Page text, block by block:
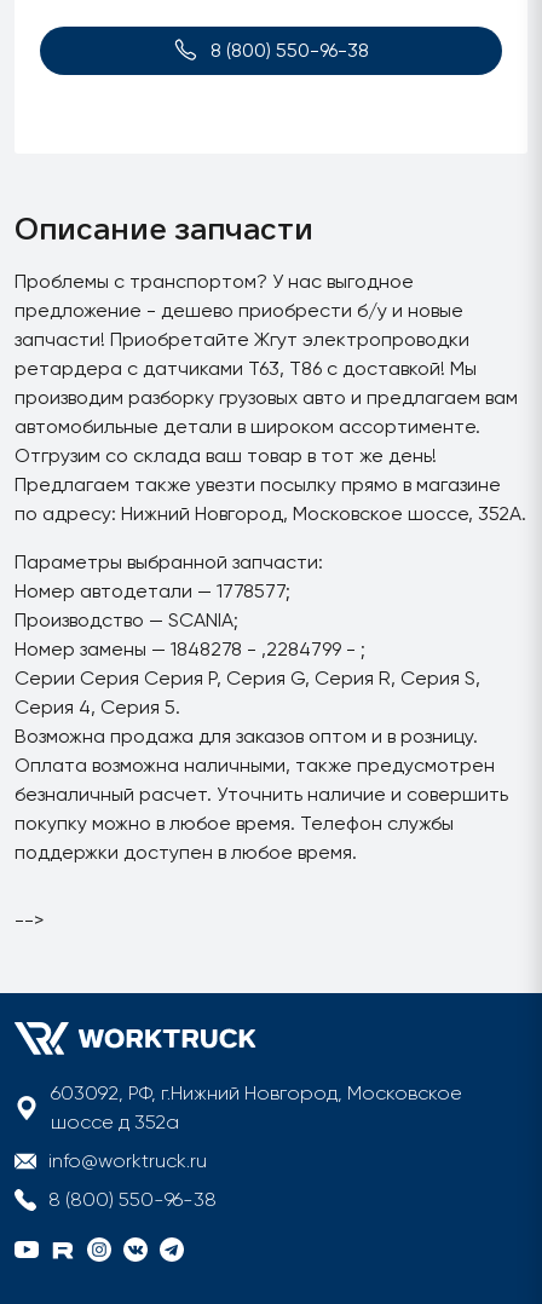
8 (800) 550-96-38
Описание запчасти
Проблемы с транспортом? У нас выгодное
предложение - дешево приобрести б/у и новые
запчасти! Приобретайте Жгут электропроводки
ретардера с датчиками T63, T86 с доставкой! Мы
производим разборку грузовых авто и предлагаем вам
автомобильные детали в широком ассортименте.
Отгрузим со склада ваш товар в тот же день!
Предлагаем также увезти посылку прямо в магазине
по адресу: Нижний Новгород, Московское шоссе, 352А.
Параметры выбранной запчасти:
Номер автодетали — 1778577;
Производство — SCANIA;
Номер замены — 1848278 - ,2284799 - ;
Серии Серия Серия P, Серия G, Серия R, Серия S,
Серия 4, Серия 5.
Возможна продажа для заказов оптом и в розницу.
Оплата возможна наличными, также предусмотрен
безналичный расчет. Уточнить наличие и совершить
покупку можно в любое время. Телефон службы
поддержки доступен в любое время.
-->
603092, РФ, г.Нижний Новгород, Московское
шоссе д 352а
info@worktruck.ru
8 (800) 550-96-38